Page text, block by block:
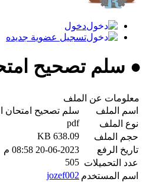
دخول
تسجيل عضوية جديده
● سلم تصحيح
معلومات عن الملف
اسم الملف
سلم تصحيح امتحان
نوع الملف
pdf
حجم الملف
638.09 KB
تاريخ الرفع
20-06-2023 08:58 م
عدد التحميلات 505
اسم المستخدم jozef002